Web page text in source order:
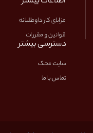
مزایای کار داوطلبانه
قوانین و مقررات
دسترسی بیشتر
سایت محک
تماس با ما